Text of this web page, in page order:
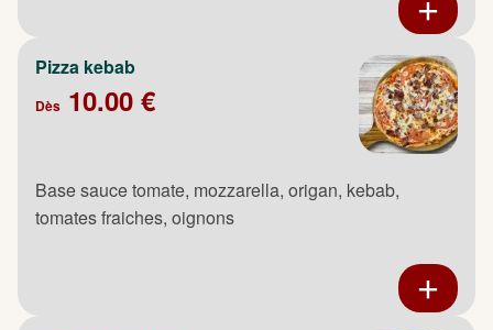
Pizza kebab
Dès 10.00 €
Base sauce tomate, mozzarella, origan, kebab,
tomates fraiches, oignons